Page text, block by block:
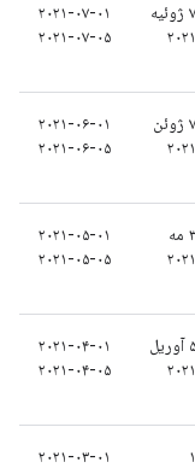
۷ ژوئیه
۲۰۲۱
۲۰۲۱-۰۷-۰۱
۲۰۲۱-۰۷-۰۵
۷ ژوئن
۲۰۲۱
۲۰۲۱-۰۶-۰۱
۲۰۲۱-۰۶-۰۵
۳ مه
۲۰۲۱
۲۰۲۱-۰۵-۰۱
۲۰۲۱-۰۵-۰۵
۵ آوریل
۲۰۲۱
۲۰۲۱-۰۴-۰۱
۲۰۲۱-۰۴-۰۵
۱
۲۰۲۱-۰۳-۰۱